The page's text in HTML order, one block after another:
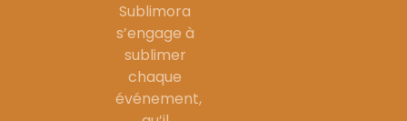
Sublimora
s’engage à
sublimer
chaque
événement,